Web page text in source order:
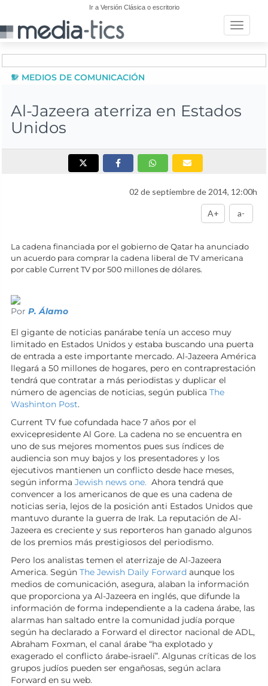
Ir a Versión Clásica o escritorio
Toggle
MEDIOS DE COMUNICACIÓN
Al-Jazeera aterriza en Estados
Unidos
02 de septiembre de 2014, 12:00h
A+ a-
La cadena financiada por el gobierno de Qatar ha anunciado
un acuerdo para comprar la cadena liberal de TV americana
por cable Current TV por 500 millones de dólares.
Por P. Álamo
El gigante de noticias panárabe tenía un acceso muy
limitado en Estados Unidos y estaba buscando una puerta
de entrada a este importante mercado. Al-Jazeera América
llegará a 50 millones de hogares, pero en contraprestación
tendrá que contratar a más periodistas y duplicar el
número de agencias de noticias, según publica The
Washinton Post.
Current TV fue cofundada hace 7 años por el
exvicepresidente Al Gore. La cadena no se encuentra en
uno de sus mejores momentos pues sus índices de
audiencia son muy bajos y los presentadores y los
ejecutivos mantienen un conflicto desde hace meses,
según informa Jewish news one. Ahora tendrá que
convencer a los americanos de que es una cadena de
noticias seria, lejos de la posición anti Estados Unidos que
mantuvo durante la guerra de Irak. La reputación de Al-
Jazeera es creciente y sus reporteros han ganado algunos
de los premios más prestigiosos del periodismo.
Pero los analistas temen el aterrizaje de Al-Jazeera
America. Según The Jewish Daily Forward aunque los
medios de comunicación, asegura, alaban la información
que proporciona ya Al-Jazeera en inglés, que difunde la
información de forma independiente a la cadena árabe, las
alarmas han saltado entre la comunidad judía porque
según ha declarado a Forward el director nacional de ADL,
Abraham Foxman, el canal árabe “ha explotado y
exagerado el conflicto árabe-israelí”. Algunas críticas de los
grupos judíos pueden ser engañosas, según aclara
Forward en su web.